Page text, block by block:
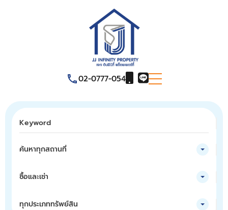
02-0777-054
ค้นหาทุกสถานที่
ซื้อและเช่า
ทุกประเภททรัพย์สิน